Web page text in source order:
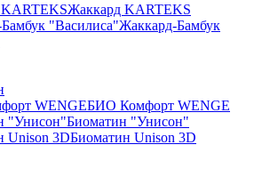
Жаккард KARTEKS
Жаккард-Бамбук
БИО Комфорт WENGE
Биоматин "Унисон"
Биоматин Unison 3D